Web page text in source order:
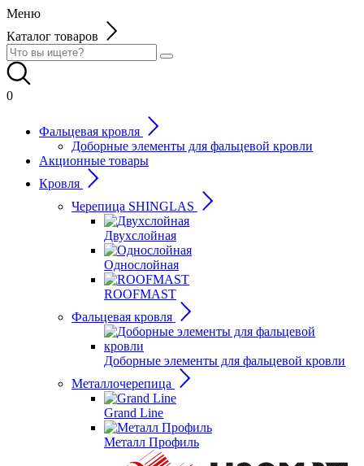
Меню
Каталог товаров
0
Фальцевая кровля
Доборные элементы для фальцевой кровли
Акционные товары
Кровля
Черепица SHINGLAS
Двухслойная
Однослойная
ROOFMAST
Фальцевая кровля
Доборные элементы для фальцевой кровли
Металлочерепица
Grand Line
Металл Профиль